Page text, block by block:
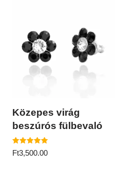
Közepes virág
beszúrós fülbevaló
Értékelés:
5.00
Ft3,500.00